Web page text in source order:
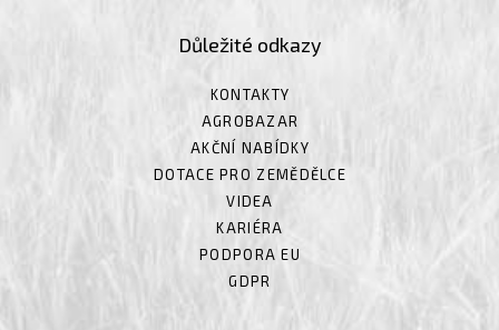
Důležité odkazy
KONTAKTY
AGROBAZAR
AKČNÍ NABÍDKY
DOTACE PRO ZEMĚDĚLCE
VIDEA
KARIÉRA
PODPORA EU
GDPR